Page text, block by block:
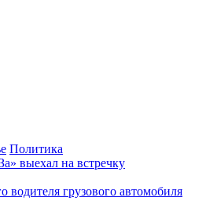
Политика
выехал на встречку
грузового автомобиля